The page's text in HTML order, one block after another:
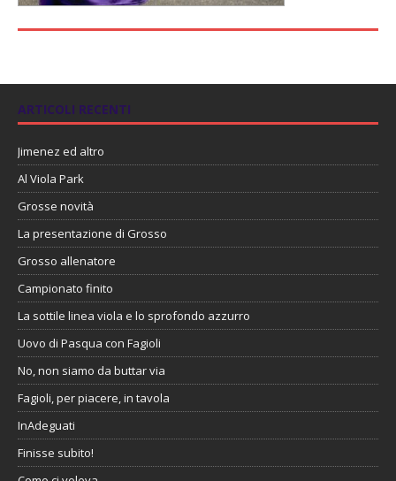
ARTICOLI RECENTI
Jimenez ed altro
Al Viola Park
Grosse novità
La presentazione di Grosso
Grosso allenatore
Campionato finito
La sottile linea viola e lo sprofondo azzurro
Uovo di Pasqua con Fagioli
No, non siamo da buttar via
Fagioli, per piacere, in tavola
InAdeguati
Finisse subito!